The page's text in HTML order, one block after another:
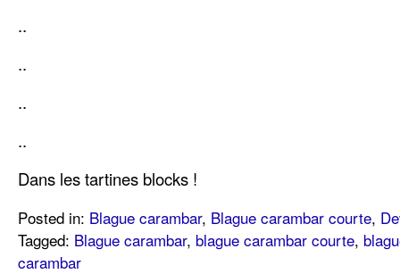
..
..
..
..
Dans les tartines blocks !
Posted in: Blague carambar, Blague carambar courte,
Tagged: Blague carambar, blague carambar courte,
carambar